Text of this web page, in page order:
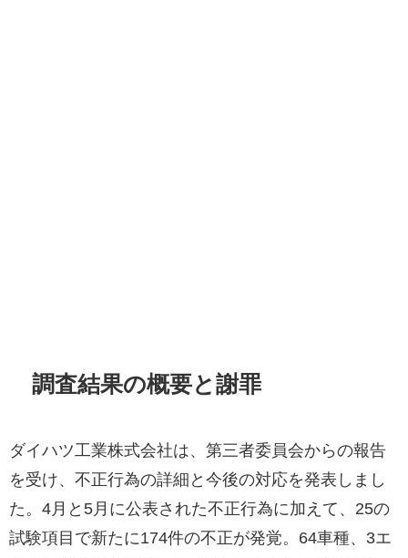
調査結果の概要と謝罪
ダイハツ工業株式会社は、第三者委員会からの報告
を受け、不正行為の詳細と今後の対応を発表しまし
た。4月と5月に公表された不正行為に加えて、25の
試験項目で新たに174件の不正が発覚。64車種、3エ